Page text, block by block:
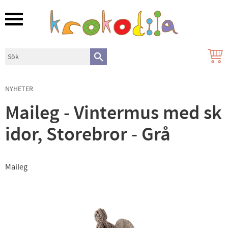
Meny
NYHETER
Maileg - Vintermus med sk
idor, Storebror - Grå
Maileg